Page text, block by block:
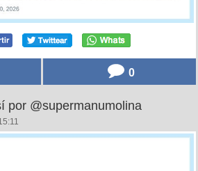
0
por @supermanumolina